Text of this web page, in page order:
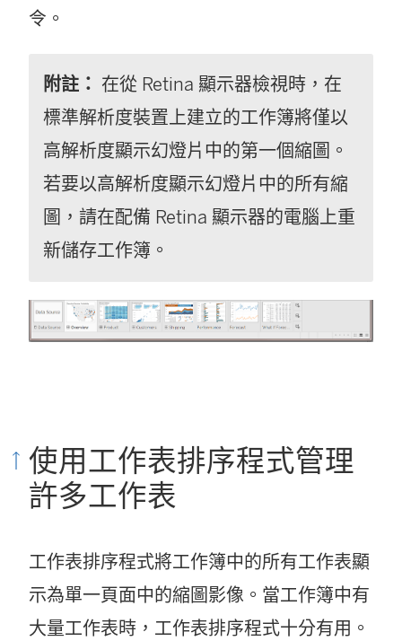
令。
附註： 在從 Retina 顯示器檢視時，在
標準解析度裝置上建立的工作簿將僅以
高解析度顯示幻燈片中的第一個縮圖。
若要以高解析度顯示幻燈片中的所有縮
圖，請在配備 Retina 顯示器的電腦上重
新儲存工作簿。
使用工作表排序程式管理
許多工作表
工作表排序程式將工作簿中的所有工作表顯
示為單一頁面中的縮圖影像。當工作簿中有
大量工作表時，工作表排序程式十分有用。